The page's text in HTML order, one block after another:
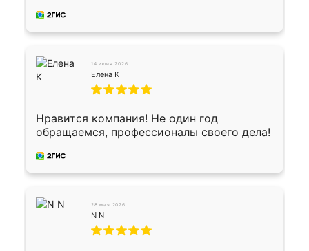
предоплата наличкой 50%. Накануне с
водителем договорились о доставке в
Окончательный расчет при получении.
Огромная благодарность водителю, помог
выгрузить. Получили коробку плитки на
Осталось дело за малым-монтировать)))
Подарили два больших вазона трапеция
из архитектурного бетона-красота.
14 июня 2026
Елена К
Нравится компания! Не один год
обращаемся, профессионалы своего дела!
28 мая 2026
N N